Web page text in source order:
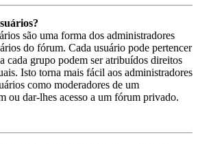
são uma forma dos administradores
do fórum. Cada usuário pode pertencer
cada grupo podem ser atribuídos direitos
Isto torna mais fácil aos administradores
como moderadores de um
ou dar-lhes acesso a um fórum privado.